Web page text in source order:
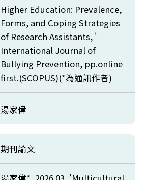
Higher Education: Prevalence,
Forms, and Coping Strategies
of Research Assistants, '
International Journal of
Bullying Prevention, pp.online
first.(SCOPUS)(*為通訊作者)
湯家偉
期刊論文